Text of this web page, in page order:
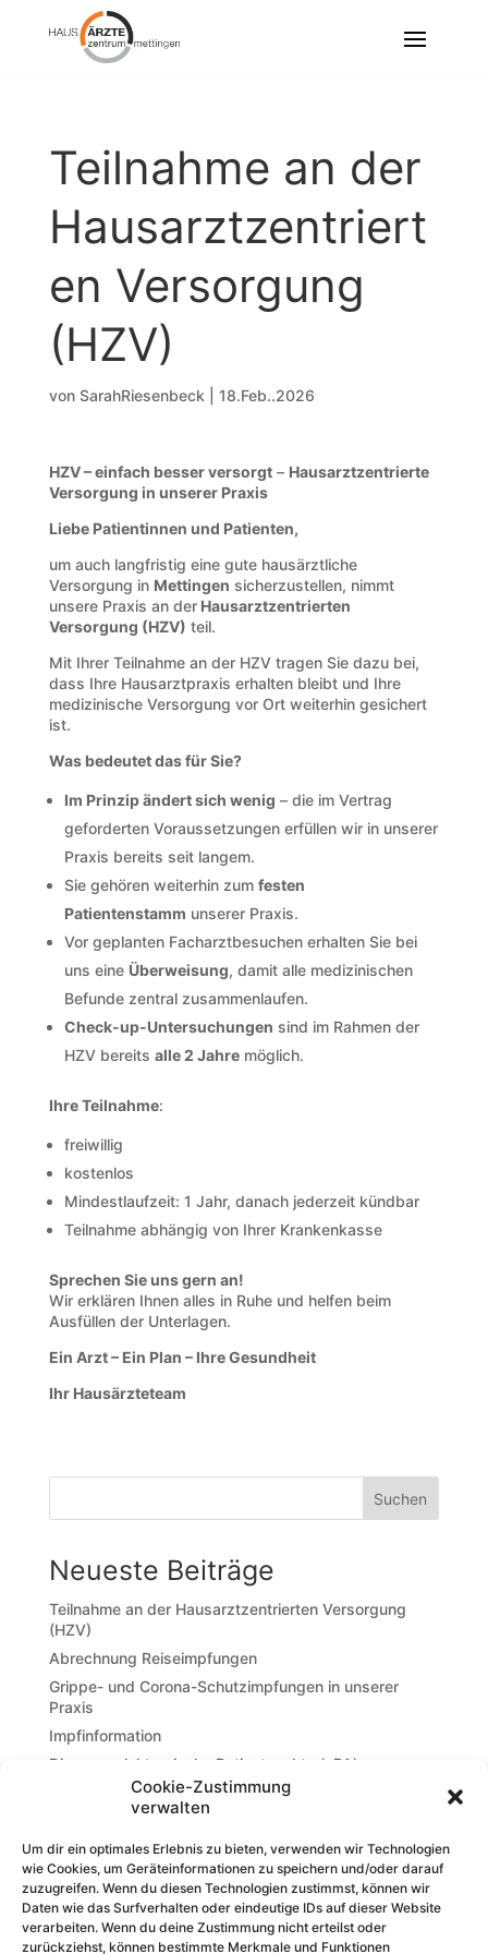
Cookie-Zustimmung
verwalten
Um dir ein optimales Erlebnis zu bieten, verwenden wir Technologien
wie Cookies, um Geräteinformationen zu speichern und/oder darauf
zuzugreifen. Wenn du diesen Technologien zustimmst, können wir
Daten wie das Surfverhalten oder eindeutige IDs auf dieser Website
verarbeiten. Wenn du deine Zustimmung nicht erteilst oder
zurückziehst, können bestimmte Merkmale und Funktionen
Teilnahme an der
Hausarztzentriert
en Versorgung
(HZV)
von SarahRiesenbeck 18.Feb..2026
HZV – einfach besser versorgt– Hausarztzentrierte
Versorgung in unserer Praxis
Liebe Patientinnen und Patienten,
um auch langfristig eine gute hausärztliche
Versorgung in Mettingen sicherzustellen, nimmt
unsere Praxis an derHausarztzentrierten
Versorgung (HZV) teil.
Mit Ihrer Teilnahme an der HZV tragen Sie dazu bei,
dass Ihre Hausarztpraxis erhalten bleibt und Ihre
medizinische Versorgung vor Ort weiterhin gesichert
ist.
Was bedeutet das für Sie?
Im Prinzip ändert sich wenig – die im Vertrag
geforderten Voraussetzungen erfüllen wir in unserer
Praxis bereits seit langem.
Sie gehören weiterhin zum festen
Patientenstamm unserer Praxis.
Vor geplanten Facharztbesuchen erhalten Sie bei
uns eine Überweisung, damit alle medizinischen
Befunde zentral zusammenlaufen.
Check-up-Untersuchungen sind im Rahmen der
HZV bereits alle 2 Jahremöglich.
Ihre Teilnahme:
freiwillig
kostenlos
Mindestlaufzeit: 1 Jahr, danach jederzeit kündbar
Teilnahme abhängig von Ihrer Krankenkasse
Sprechen Sie uns gern an!
Wir erklären Ihnen alles in Ruhe und helfen beim
Ausfüllen der Unterlagen.
Ein Arzt – Ein Plan – Ihre Gesundheit
Ihr Hausärzteteam
Neueste Beiträge
Teilnahme an der Hausarztzentrierten Versorgung
(HZV)
Abrechnung Reiseimpfungen
Grippe- und Corona-Schutzimpfungen in unserer
Praxis
Impfinformation
Die neue elektronische Patientenakte (ePA)
Wir sind persönlich erreichbar:
Telefonisch unter05452 2202oder05452 3051und
per E-Mailpraxis@hausaerztezentrum-mettingen.de